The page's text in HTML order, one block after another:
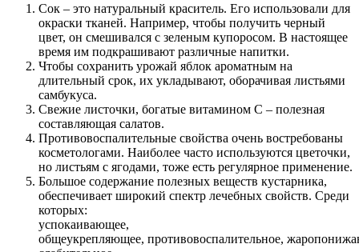
Сок – это натуральный краситель. Его использовали для
окраски тканей. Например, чтобы получить черный
цвет, он смешивался с зеленым купоросом. В настоящее
время им подкрашивают различные напитки.
Чтобы сохранить урожай яблок ароматным на
длительный срок, их укладывают, оборачивая листьями
самбукуса.
Свежие листочки, богатые витамином С – полезная
составляющая салатов.
Противовоспалительные свойства очень востребованы
косметологами. Наиболее часто используются цветочки,
но листьям с ягодами, тоже есть регулярное применение.
Большое содержание полезных веществ кустарника,
обеспечивает широкий спектр лечебных свойств. Среди
которых:
успокаивающее,
общеукрепляющее, противовоспалительное,